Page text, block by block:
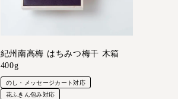
紀州南高梅 はちみつ梅干 木箱
400g
のし・メッセージカート対応
花ふきん包み対応